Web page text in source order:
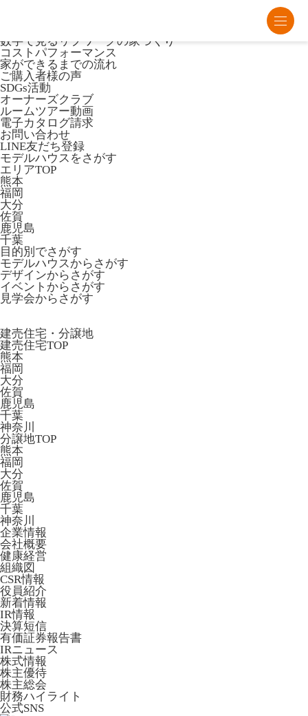
数字で見るリブワークの家づくり
コストパフォーマンス
家ができるまでの流れ
ご購入者様の声
SDGs活動
オーナーズクラブ
ルームツアー動画
電子カタログ請求
お問い合わせ
LINE友だち登録
モデルハウスをさがす
エリアTOP
熊本
福岡
大分
佐賀
鹿児島
千葉
目的別でさがす
モデルハウスからさがす
デザインからさがす
イベントからさがす
見学会からさがす
建売住宅・分譲地
建売住宅TOP
熊本
福岡
大分
佐賀
鹿児島
千葉
神奈川
分譲地TOP
熊本
福岡
大分
佐賀
鹿児島
千葉
神奈川
企業情報
会社概要
健康経営
組織図
CSR情報
役員紹介
新着情報
IR情報
決算短信
有価証券報告書
IRニュース
株式情報
株主優待
株主総会
財務ハイライト
公式SNS